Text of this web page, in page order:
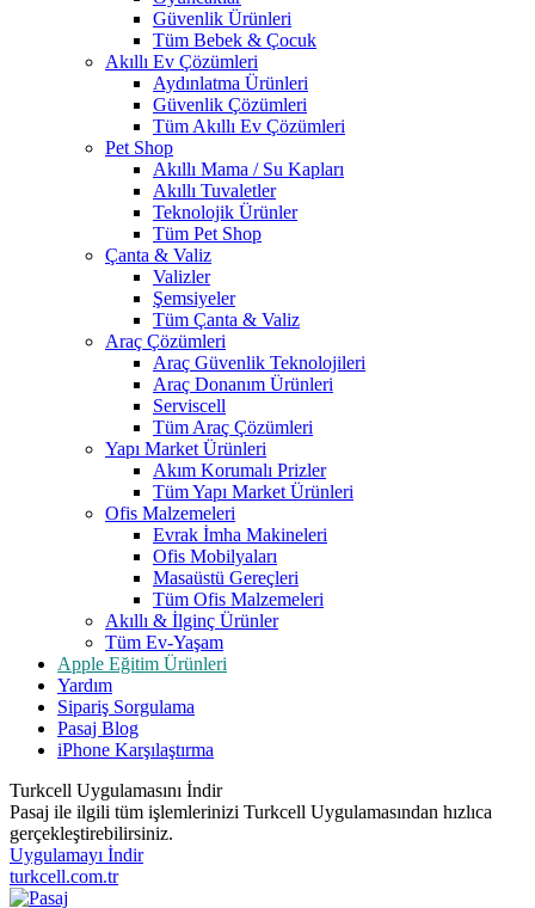
Güvenlik Ürünleri
Tüm Bebek & Çocuk
Akıllı Ev Çözümleri
Aydınlatma Ürünleri
Güvenlik Çözümleri
Tüm Akıllı Ev Çözümleri
Pet Shop
Akıllı Mama / Su Kapları
Akıllı Tuvaletler
Teknolojik Ürünler
Tüm Pet Shop
Çanta & Valiz
Valizler
Şemsiyeler
Tüm Çanta & Valiz
Araç Çözümleri
Araç Güvenlik Teknolojileri
Araç Donanım Ürünleri
Serviscell
Tüm Araç Çözümleri
Yapı Market Ürünleri
Akım Korumalı Prizler
Tüm Yapı Market Ürünleri
Ofis Malzemeleri
Evrak İmha Makineleri
Ofis Mobilyaları
Masaüstü Gereçleri
Tüm Ofis Malzemeleri
Akıllı & İlginç Ürünler
Tüm Ev-Yaşam
Apple Eğitim Ürünleri
Yardım
Sipariş Sorgulama
Pasaj Blog
iPhone Karşılaştırma
Turkcell Uygulamasını İndir
Pasaj ile ilgili tüm işlemlerinizi Turkcell Uygulamasından hızlıca
gerçekleştirebilirsiniz.
Uygulamayı İndir
turkcell.com.tr